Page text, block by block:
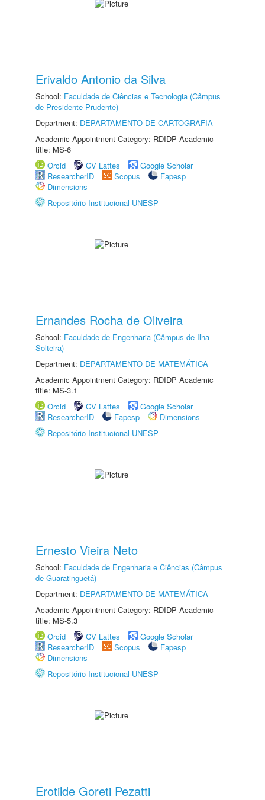
Erivaldo Antonio da Silva
School: Faculdade de Ciências e Tecnologia (Câmpus
de Presidente Prudente)
Department: DEPARTAMENTO DE CARTOGRAFIA
Academic Appointment Category: RDIDP Academic
title: MS-6
Orcid
CV Lattes
Google Scholar
ResearcherID
Scopus
Fapesp
Dimensions
Repositório Institucional UNESP
Ernandes Rocha de Oliveira
School: Faculdade de Engenharia (Câmpus de Ilha
Solteira)
Department: DEPARTAMENTO DE MATEMÁTICA
Academic Appointment Category: RDIDP Academic
title: MS-3.1
Orcid
CV Lattes
Google Scholar
ResearcherID
Fapesp
Dimensions
Repositório Institucional UNESP
Ernesto Vieira Neto
School: Faculdade de Engenharia e Ciências (Câmpus
de Guaratinguetá)
Department: DEPARTAMENTO DE MATEMÁTICA
Academic Appointment Category: RDIDP Academic
title: MS-5.3
Orcid
CV Lattes
Google Scholar
ResearcherID
Scopus
Fapesp
Dimensions
Repositório Institucional UNESP
Erotilde Goreti Pezatti